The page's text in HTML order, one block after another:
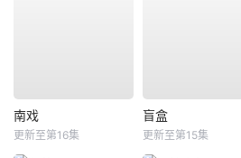
南戏
更新至第16集
盲盒
更新至第15集